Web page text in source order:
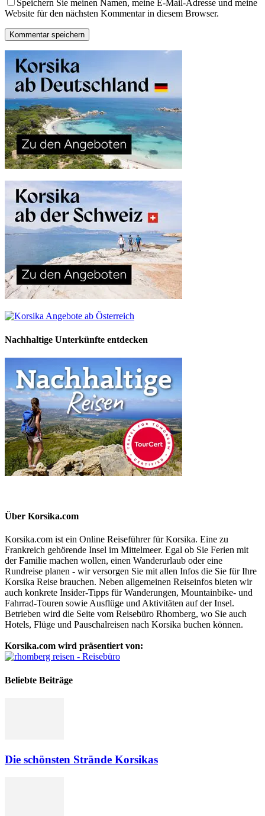
Speichern Sie meinen Namen, meine E-Mail-Adresse und meine
Website für den nächsten Kommentar in diesem Browser.
Nachhaltige Unterkünfte entdecken
Über Korsika.com
Korsika.com ist ein Online Reiseführer für Korsika. Eine zu
Frankreich gehörende Insel im Mittelmeer. Egal ob Sie Ferien mit
der Familie machen wollen, einen Wanderurlaub oder eine
Rundreise planen - wir versorgen Sie mit allen Infos die Sie für Ihre
Korsika Reise brauchen. Neben allgemeinen Reiseinfos bieten wir
auch konkrete Insider-Tipps für Wanderungen, Mountainbike- und
Fahrrad-Touren sowie Ausflüge und Aktivitäten auf der Insel.
Betrieben wird die Seite vom Reisebüro Rhomberg, wo Sie auch
Hotels, Flüge und Pauschalreisen nach Korsika buchen können.
Korsika.com wird präsentiert von:
Beliebte Beiträge
Die schönsten Strände Korsikas